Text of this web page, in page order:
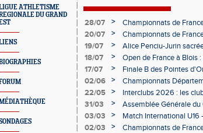
ATHLETISME
DU GRAND
28/07 >
Championnats de
20/07
>
Championnats de
Charléty
19/07 >
Alice Penciu-Jurin
18/07
>
Open de France à Blois
17/07
>
Finale B des Pointes
Obernai
02/06 >
Championnats
Champagne
22/05 >
Interclubs 2026 : les
31/03
>
Assemblée Générale
Épernay
03/03 >
Match International U16
02/03
>
Championnats de